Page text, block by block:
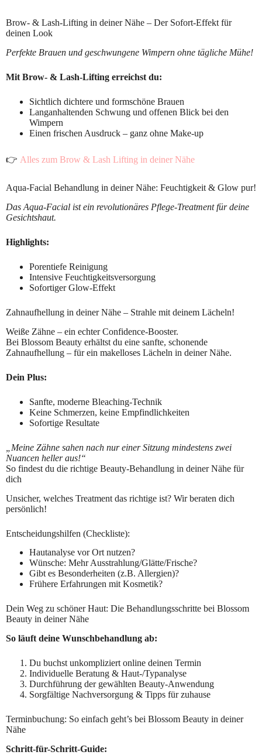
Brow- & Lash-Lifting in deiner Nähe – Der Sofort-Effekt für
deinen Look
Perfekte Brauen und geschwungene Wimpern ohne tägliche Mühe!
Mit Brow- & Lash-Lifting erreichst du:
Sichtlich dichtere und formschöne Brauen
Langanhaltenden Schwung und offenen Blick bei den
Wimpern
Einen frischen Ausdruck – ganz ohne Make-up
👉 Alles zum Brow & Lash Lifting in deiner Nähe
Aqua-Facial Behandlung in deiner Nähe: Feuchtigkeit & Glow pur!
Das Aqua-Facial ist ein revolutionäres Pflege-Treatment für deine
Gesichtshaut.
Highlights:
Porentiefe Reinigung
Intensive Feuchtigkeitsversorgung
Sofortiger Glow-Effekt
Zahnaufhellung in deiner Nähe – Strahle mit deinem Lächeln!
Weiße Zähne – ein echter Confidence-Booster.
Bei Blossom Beauty erhältst du eine sanfte, schonende
Zahnaufhellung – für ein makelloses Lächeln in deiner Nähe.
Dein Plus:
Sanfte, moderne Bleaching-Technik
Keine Schmerzen, keine Empfindlichkeiten
Sofortige Resultate
„Meine Zähne sahen nach nur einer Sitzung mindestens zwei
Nuancen heller aus!“
So findest du die richtige Beauty-Behandlung in deiner Nähe für
dich
Unsicher, welches Treatment das richtige ist? Wir beraten dich
persönlich!
Entscheidungshilfen (Checkliste):
Hautanalyse vor Ort nutzen?
Wünsche: Mehr Ausstrahlung/Glätte/Frische?
Gibt es Besonderheiten (z.B. Allergien)?
Frühere Erfahrungen mit Kosmetik?
Dein Weg zu schöner Haut: Die Behandlungsschritte bei Blossom
Beauty in deiner Nähe
So läuft deine Wunschbehandlung ab:
Du buchst unkompliziert online deinen Termin
Individuelle Beratung & Haut-/Typanalyse
Durchführung der gewählten Beauty-Anwendung
Sorgfältige Nachversorgung & Tipps für zuhause
Terminbuchung: So einfach geht’s bei Blossom Beauty in deiner
Nähe
Schritt-für-Schritt-Guide: